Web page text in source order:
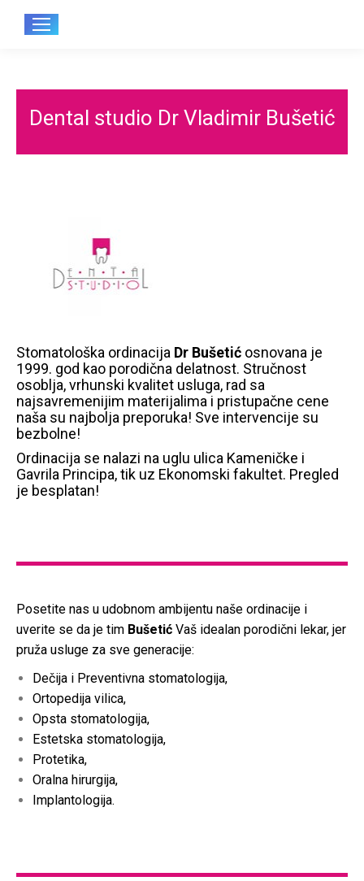
Dental studio Dr Vladimir Bušetić
Stomatološka ordinacija Dr Bušetić osnovana je
1999. god kao porodična delatnost. Stručnost
osoblja, vrhunski kvalitet usluga, rad sa
najsavremenijim materijalima i pristupačne cene
naša su najbolja preporuka! Sve intervencije su
bezbolne!
Ordinacija se nalazi na uglu ulica Kameničke i
Gavrila Principa, tik uz Ekonomski fakultet. Pregled
je besplatan!
Posetite nas u udobnom ambijentu naše ordinacije i
uverite se da je tim Bušetić Vaš idealan porodični lekar, jer
pruža usluge za sve generacije:
Dečija i Preventivna stomatologija,
Ortopedija vilica,
Opsta stomatologija,
Estetska stomatologija,
Protetika,
Oralna hirurgija,
Implantologija.